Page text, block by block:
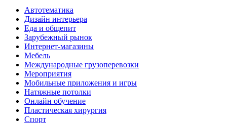
Автотематика
Дизайн интерьера
Еда и общепит
Зарубежный рынок
Интернет-магазины
Мебель
Международные грузоперевозки
Мероприятия
Мобильные приложения и игры
Натяжные потолки
Онлайн обучение
Пластическая хирургия
Спорт